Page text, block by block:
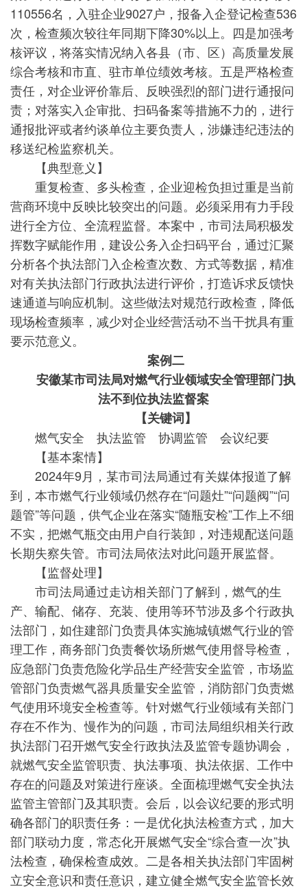
110556名，入驻企业9027户，报备入企登记检查536
次，检查频次较往年同期下降30%以上。四是加强考
核评议，将落实情况纳入各县（市、区）高质量发展
综合考核和市直、驻市单位绩效考核。五是严格检查
责任，对企业评价靠后、反映强烈的部门进行通报问
责；对落实入企审批、扫码备案等措施不力的，进行
通报批评或者约谈单位主要负责人，涉嫌违纪违法的
移送纪检监察机关。
【典型意义】
重复检查、多头检查，企业迎检负担过重是当前
营商环境中反映比较突出的问题。必须采用有力手段
进行全方位、全流程监督。本案中，市司法局积极发
挥数字赋能作用，建设公务入企扫码平台，通过汇聚
分析各个执法部门入企检查次数、方式等数据，精准
对有关执法部门行政执法进行评价，打造诉求反馈快
速通道与响应机制。这些做法对规范行政检查，降低
现场检查频率，减少对企业经营活动不当干扰具有重
要示范意义。
案例二
安徽某市司法局对燃气行业领域安全管理部门执
法不到位执法监督案
【关键词】
燃气安全 执法监管 协调监管 会议纪要
【基本案情】
2024年9月，某市司法局通过有关媒体报道了解
到，本市燃气行业领域仍然存在“问题灶”“问题阀”“问
题管”等问题，供气企业在落实“随瓶安检”工作上不细
不实，把燃气瓶交由用户自行装卸，对违规配送问题
长期失察失管。市司法局依法对此问题开展监督。
【监督处理】
市司法局通过走访相关部门了解到，燃气的生
产、输配、储存、充装、使用等环节涉及多个行政执
法部门，如住建部门负责具体实施城镇燃气行业的管
理工作，商务部门负责餐饮场所燃气使用督导检查，
应急部门负责危险化学品生产经营安全监管，市场监
管部门负责燃气器具质量安全监管，消防部门负责燃
气使用环境安全检查等。针对燃气行业领域有关部门
存在不作为、慢作为的问题，市司法局组织相关行政
执法部门召开燃气安全行政执法及监管专题协调会，
就燃气安全监管职责、执法事项、执法依据、工作中
存在的问题及对策进行座谈。全面梳理燃气安全执法
监管主管部门及其职责。会后，以会议纪要的形式明
确各部门的职责任务：一是优化执法检查方式，加大
部门联动力度，常态化开展燃气安全“综合查一次”执
法检查，确保检查成效。二是各相关执法部门牢固树
立安全意识和责任意识，建立健全燃气安全监管长效